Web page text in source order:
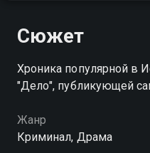
Сюжет
Хроника популярной в
"Дело", публикующей
Жанр
Криминал, Драма